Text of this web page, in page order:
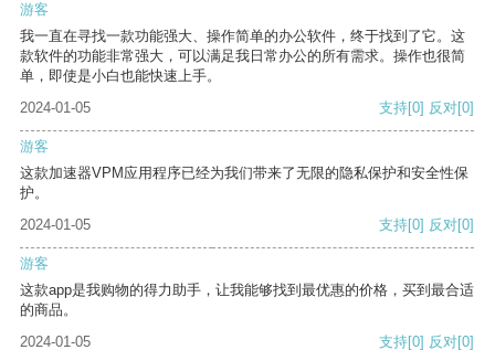
游客
我一直在寻找一款功能强大、操作简单的办公软件，终于找到了它。这
款软件的功能非常强大，可以满足我日常办公的所有需求。操作也很简
单，即使是小白也能快速上手。
2024-01-05
支持[0] 反对[0]
游客
这款加速器VPM应用程序已经为我们带来了无限的隐私保护和安全性保
护。
2024-01-05
支持[0] 反对[0]
游客
这款app是我购物的得力助手，让我能够找到最优惠的价格，买到最合适
的商品。
2024-01-05
支持[0] 反对[0]